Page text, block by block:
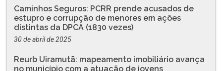
Caminhos Seguros: PCRR prende acusados de
estupro e corrupção de menores em ações
distintas da DPCA (1830 vezes)
30 de abril de 2025
Reurb Uiramutã: mapeamento imobiliário avança
no município com a atuação de jovens